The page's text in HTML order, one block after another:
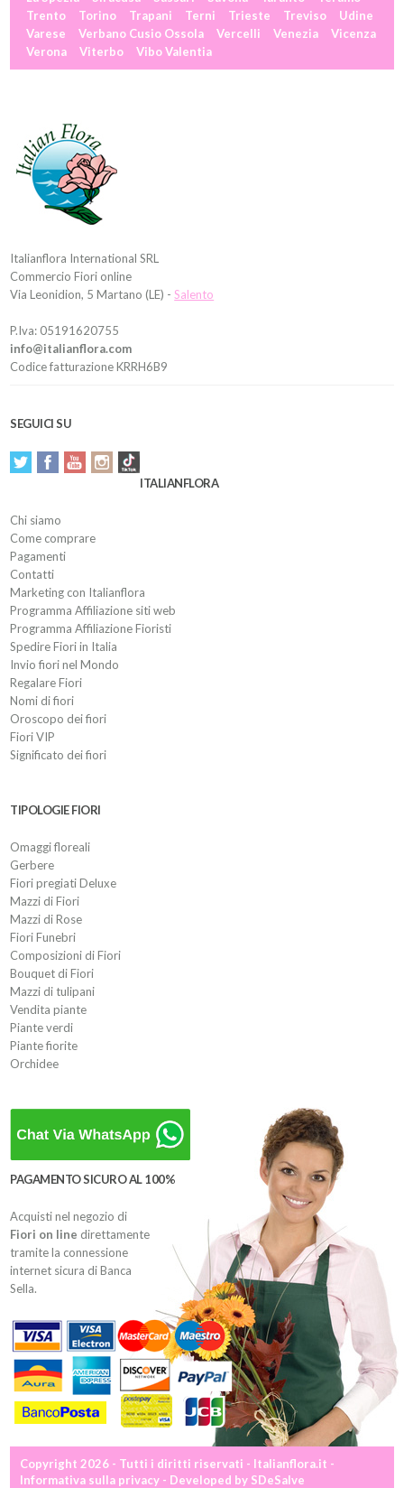
Trento
Torino Trapani Terni Trieste Treviso
Udine
Varese
Verbano Cusio Ossola Vercelli Venezia
Vicenza
Verona
Viterbo Vibo Valentia
Italianflora International SRL
Commercio Fiori online
Via Leonidion, 5 Martano (LE) -Salento
P.Iva: 05191620755
info@italianflora.com
Codice fatturazione KRRH6B9
SEGUICI SU
ITALIANFLORA
Chi siamo
Come comprare
Pagamenti
Contatti
Marketing con Italianflora
Programma Affiliazione siti web
Programma Affiliazione Fioristi
Spedire Fiori in Italia
Invio fiori nel Mondo
Regalare Fiori
Nomi di fiori
Oroscopo dei fiori
Fiori VIP
Significato dei fiori
TIPOLOGIE FIORI
Omaggi floreali
Gerbere
Fiori pregiati Deluxe
Mazzi di Fiori
Mazzi di Rose
Fiori Funebri
Composizioni di Fiori
Bouquet di Fiori
Mazzi di tulipani
Vendita piante
Piante verdi
Piante fiorite
Orchidee
PAGAMENTO SICURO AL 100%
Acquisti nel negozio di
Fiori on line direttamente
tramite la connessione
internet sicura di Banca
Sella.
Copyright 2026 - Tutti i diritti riservati - Italianflora.it -
Informativa sulla privacy- Developed by SDeSalve